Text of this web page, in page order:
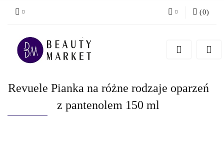
Zarejestruj się
(0)
Revuele Pianka na różne rodzaje oparzeń
z pantenolem 150 ml